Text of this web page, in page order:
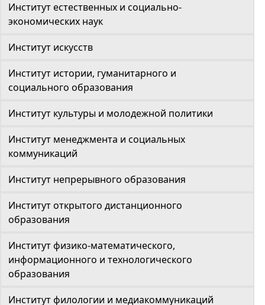
Институт естественных и социально-
экономических наук
Институт искусств
Институт истории, гуманитарного и
социального образования
Институт культуры и молодежной политики
Институт менеджмента и социальных
коммуникаций
Институт непрерывного образования
Институт открытого дистанционного
образования
Институт физико-математического,
информационного и технологического
образования
Институт филологии и медиакоммуникаций